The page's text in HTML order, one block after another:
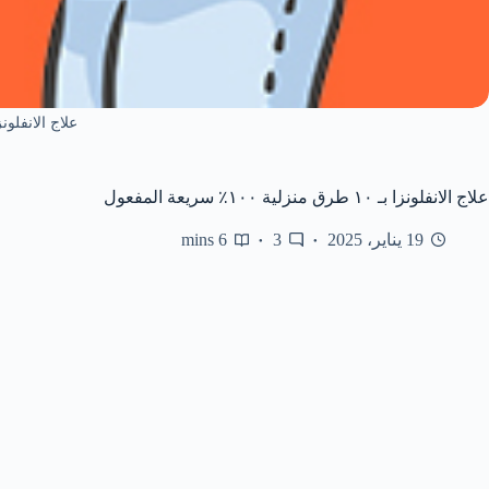
علاج
علاج الانفلونزا بـ ١٠ طرق منزلية ١٠٠٪ سريعة المفعول
19 يناير، 2025 3
6 mins